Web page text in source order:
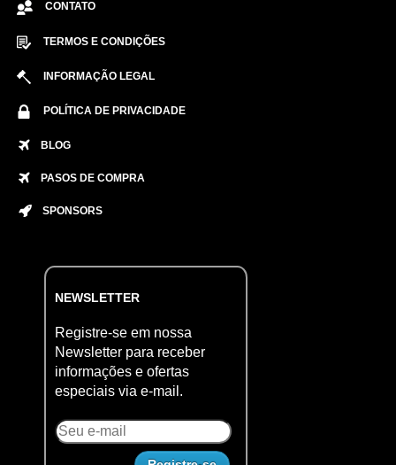
CONTATO
TERMOS E CONDIÇÕES
INFORMAÇÃO LEGAL
POLÍTICA DE PRIVACIDADE
BLOG
PASOS DE COMPRA
SPONSORS
NEWSLETTER
Registre-se em nossa
Newsletter para receber
informações e ofertas
especiais via e-mail.